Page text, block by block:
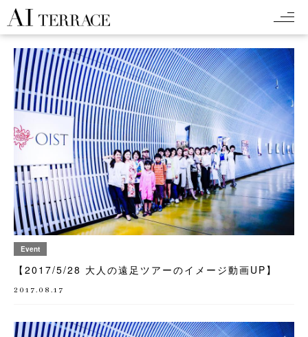
Event
【2017/5/28 大人の遠足ツアーのイメージ動画UP】
2017.08.17